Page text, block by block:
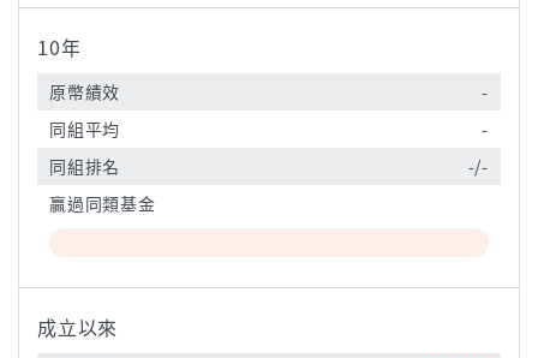
10年
原幣績效
-
同組平均
-
同組排名
-/-
贏過同類基金
成立以來